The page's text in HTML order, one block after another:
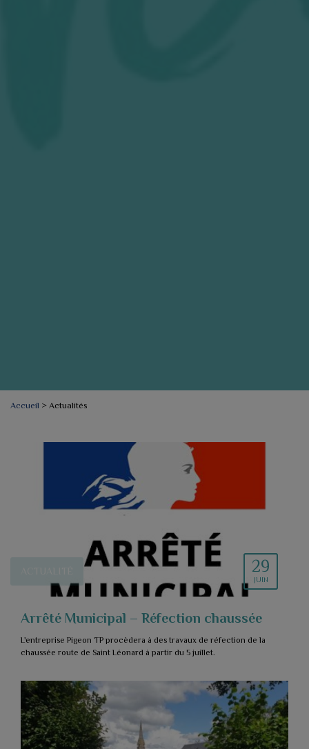
Accueil > Actualités
29
JUIN
Arrêté Municipal – Réfection chaussée
L'entreprise Pigeon TP procèdera à des travaux de réfection de la
chaussée route de Saint Léonard à partir du 5 juillet.